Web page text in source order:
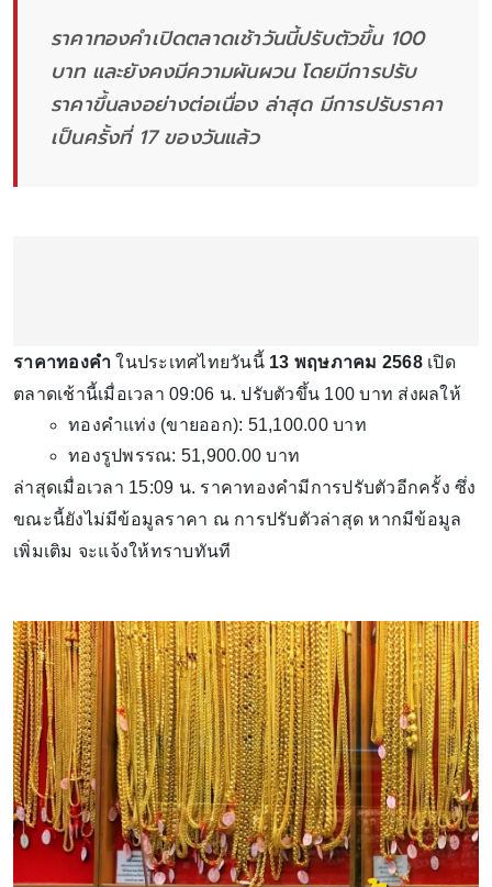
ราคาทองคำเปิดตลาดเช้าวันนี้ปรับตัวขึ้น 100
บาท และยังคงมีความผันผวน โดยมีการปรับ
ราคาขึ้นลงอย่างต่อเนื่อง ล่าสุด มีการปรับราคา
เป็นครั้งที่ 17 ของวันแล้ว
ราคาทองคำ ในประเทศไทยวันนี้ 13 พฤษภาคม 2568เปิด
ตลาดเช้านี้เมื่อเวลา 09:06 น. ปรับตัวขึ้น 100 บาท ส่งผลให้
ทองคำแท่ง (ขายออก): 51,100.00 บาท
ทองรูปพรรณ: 51,900.00 บาท
ล่าสุดเมื่อเวลา 15:09 น. ราคาทองคำมีการปรับตัวอีกครั้ง ซึ่ง
ขณะนี้ยังไม่มีข้อมูลราคา ณ การปรับตัวล่าสุด หากมีข้อมูล
เพิ่มเติม จะแจ้งให้ทราบทันที